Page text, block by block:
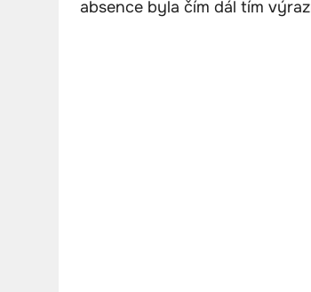
absence byla čím dál tím